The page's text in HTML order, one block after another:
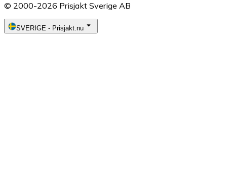
© 2000-2026 Prisjakt Sverige AB
SVERIGE - Prisjakt.nu